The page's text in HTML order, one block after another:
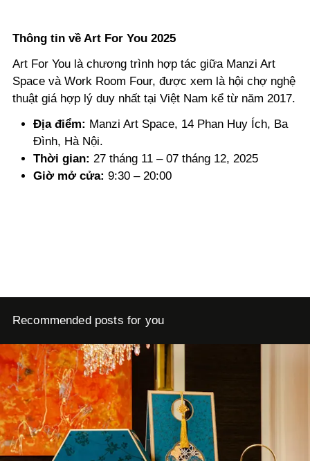
Thông tin về Art For You 2025
Art For You là chương trình hợp tác giữa Manzi Art
Space và Work Room Four, được xem là hội chợ nghệ
thuật giá hợp lý duy nhất tại Việt Nam kể từ năm 2017.
Địa điểm: Manzi Art Space, 14 Phan Huy Ích, Ba
Đình, Hà Nội.
Thời gian: 27 tháng 11 – 07 tháng 12, 2025
Giờ mở cửa: 9:30 – 20:00
Recommended posts for you